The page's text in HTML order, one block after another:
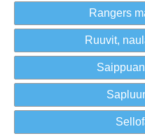
Rangers
Ruuvit,